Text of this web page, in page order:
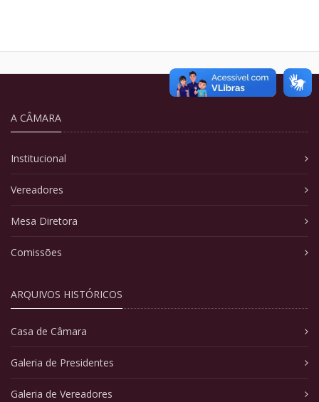
A CÂMARA
Institucional
Vereadores
Mesa Diretora
Comissões
ARQUIVOS HISTÓRICOS
Casa de Câmara
Galeria de Presidentes
Galeria de Vereadores